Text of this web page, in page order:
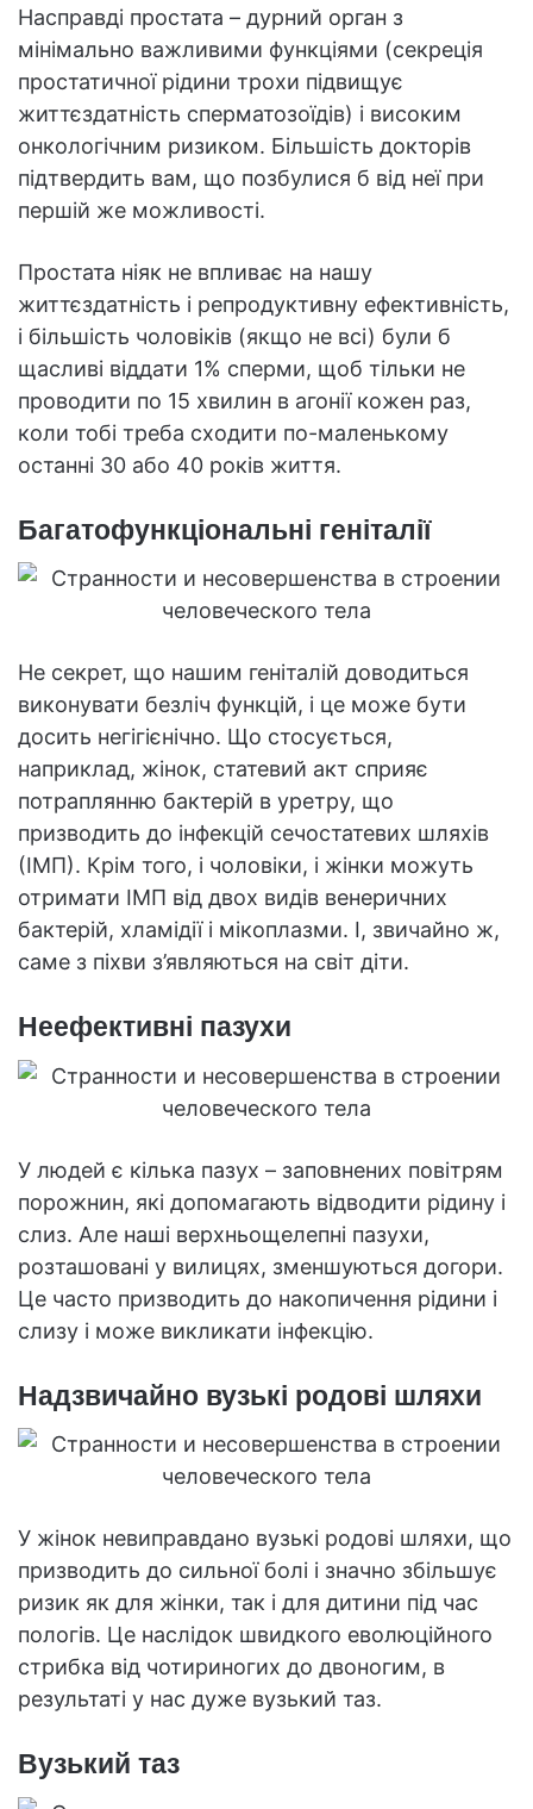
Насправді простата – дурний орган з
мінімально важливими функціями (секреція
простатичної рідини трохи підвищує
життєздатність сперматозоїдів) і високим
онкологічним ризиком. Більшість докторів
підтвердить вам, що позбулися б від неї при
першій же можливості.
Простата ніяк не впливає на нашу
життєздатність і репродуктивну ефективність,
і більшість чоловіків (якщо не всі) були б
щасливі віддати 1% сперми, щоб тільки не
проводити по 15 хвилин в агонії кожен раз,
коли тобі треба сходити по-маленькому
останні 30 або 40 років життя.
Багатофункціональні геніталії
Не секрет, що нашим геніталій доводиться
виконувати безліч функцій, і це може бути
досить негігієнічно. Що стосується,
наприклад, жінок, статевий акт сприяє
потраплянню бактерій в уретру, що
призводить до інфекцій сечостатевих шляхів
(ІМП). Крім того, і чоловіки, і жінки можуть
отримати ІМП від двох видів венеричних
бактерій, хламідії і мікоплазми. І, звичайно ж,
саме з піхви з’являються на світ діти.
Неефективні пазухи
У людей є кілька пазух – заповнених повітрям
порожнин, які допомагають відводити рідину і
слиз. Але наші верхньощелепні пазухи,
розташовані у вилицях, зменшуються догори.
Це часто призводить до накопичення рідини і
слизу і може викликати інфекцію.
Надзвичайно вузькі родові шляхи
У жінок невиправдано вузькі родові шляхи, що
призводить до сильної болі і значно збільшує
ризик як для жінки, так і для дитини під час
пологів. Це наслідок швидкого еволюційного
стрибка від чотириногих до двоногим, в
результаті у нас дуже вузький таз.
Вузький таз